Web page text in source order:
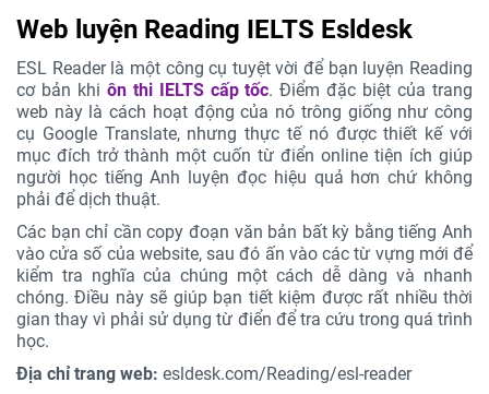
Web luyện Reading IELTS Esldesk
ESL Reader là một công cụ tuyệt vời để bạn luyện Reading
cơ bản khi ôn thi IELTS cấp tốc. Điểm đặc biệt của trang
web này là cách hoạt động của nó trông giống như công
cụ Google Translate, nhưng thực tế nó được thiết kế với
mục đích trở thành một cuốn từ điển online tiện ích giúp
người học tiếng Anh luyện đọc hiệu quả hơn chứ không
phải để dịch thuật.
Các bạn chỉ cần copy đoạn văn bản bất kỳ bằng tiếng Anh
vào cửa số của website, sau đó ấn vào các từ vựng mới để
kiểm tra nghĩa của chúng một cách dễ dàng và nhanh
chóng. Điều này sẽ giúp bạn tiết kiệm được rất nhiều thời
gian thay vì phải sử dụng từ điển để tra cứu trong quá trình
học.
Địa chỉ trang web: esldesk.com/Reading/esl-reader